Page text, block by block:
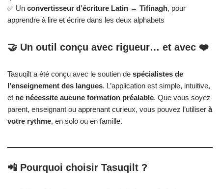
✅ Un convertisseur d’écriture Latin ↔ Tifinagh, pour
apprendre à lire et écrire dans les deux alphabets
🤝 Un outil conçu avec rigueur… et avec ❤️
Tasuqilt a été conçu avec le soutien de spécialistes de
l’enseignement des langues. L’application est simple, intuitive,
et ne nécessite aucune formation préalable. Que vous soyez
parent, enseignant ou apprenant curieux, vous pouvez l’utiliser à
votre rythme, en solo ou en famille.
📲 Pourquoi choisir Tasuqilt ?